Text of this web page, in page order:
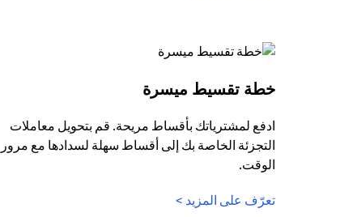
خطة تقسيط ميسرة
ادفع لمشترياتك بأقساط مريحة. قم بتحويل معاملات
التجزئة الخاصة بك إلى أقساط سهلة لسدادها مع مرور
الوقت.
تعرّف على المزيد >